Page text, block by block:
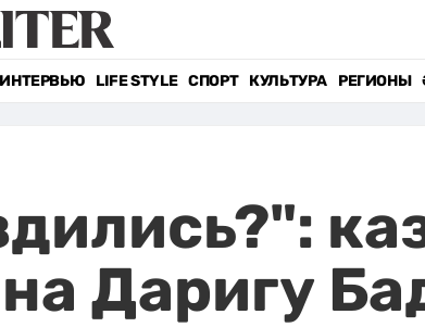
ИНТЕРВЬЮ LIFE STYLE СПОРТ КУЛЬТУРА РЕГИОНЫ
Даригу